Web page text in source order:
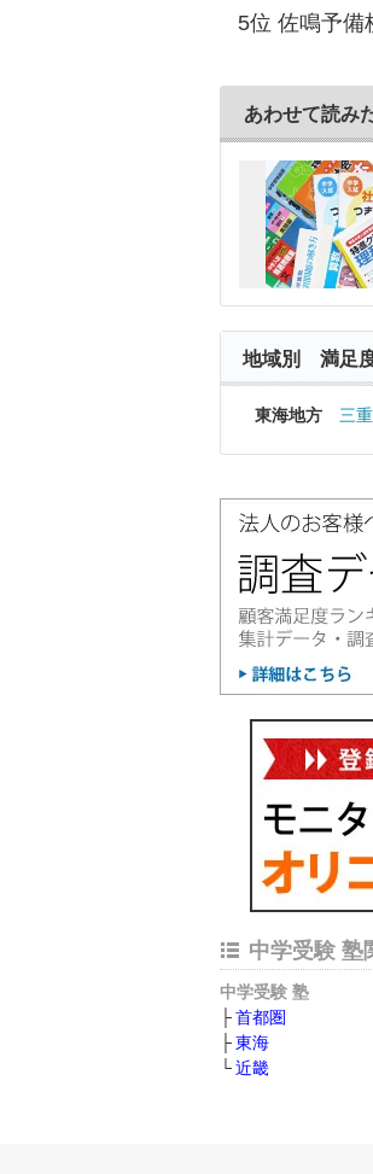
5位 佐鳴予備
あわせて読み
地域別 満足
東海地方 三
中学受験 塾
中学受験 塾
首都圏
東海
近畿